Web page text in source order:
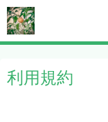
利用規約